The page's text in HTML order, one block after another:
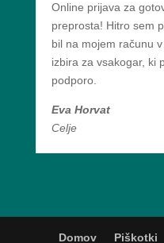
Online prijava za
preprosta! Hitro sem
bil na mojem računu
izbira za vsakogar, ki
podporo.
Eva Horvat
Celje
Domov Piškotki